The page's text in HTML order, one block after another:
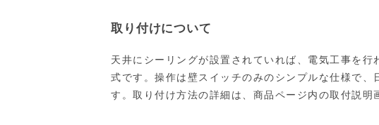
取り付けについて
天井にシーリングが設置されていれば、電気工事を
式です。操作は壁スイッチのみのシンプルな仕様で、
す。取り付け方法の詳細は、商品ページ内の取付説明